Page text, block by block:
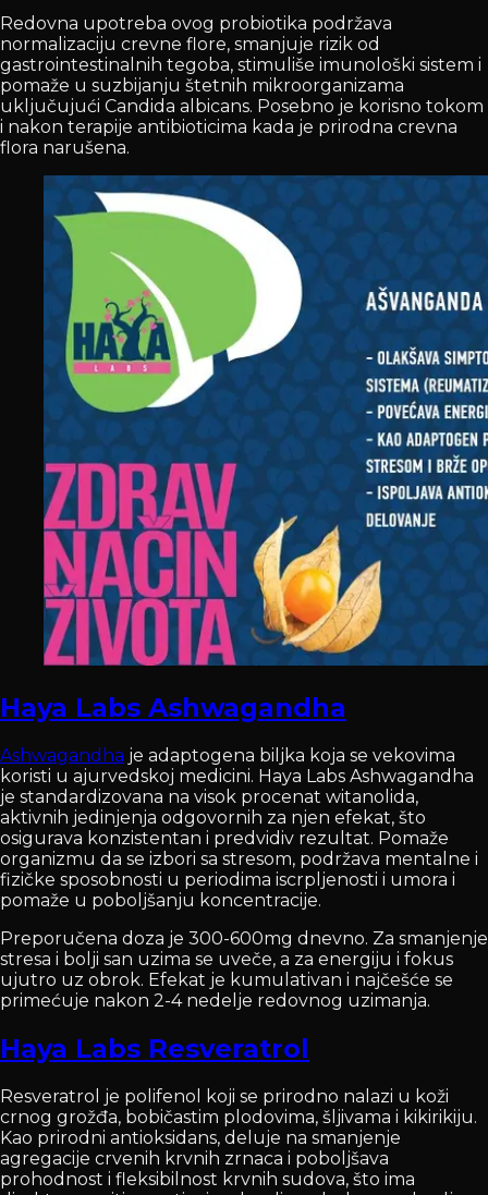
Redovna upotreba ovog probiotika podržava
normalizaciju crevne flore, smanjuje rizik od
gastrointestinalnih tegoba, stimuliše imunološki sistem i
pomaže u suzbijanju štetnih mikroorganizama
uključujući Candida albicans. Posebno je korisno tokom
i nakon terapije antibioticima kada je prirodna crevna
flora narušena.
Haya Labs Ashwagandha
Ashwagandha je adaptogena biljka koja se vekovima
koristi u ajurvedskoj medicini. Haya Labs Ashwagandha
je standardizovana na visok procenat witanolida,
aktivnih jedinjenja odgovornih za njen efekat, što
osigurava konzistentan i predvidiv rezultat. Pomaže
organizmu da se izbori sa stresom, podržava mentalne i
fizičke sposobnosti u periodima iscrpljenosti i umora i
pomaže u poboljšanju koncentracije.
Preporučena doza je 300-600mg dnevno. Za smanjenje
stresa i bolji san uzima se uveče, a za energiju i fokus
ujutro uz obrok. Efekat je kumulativan i najčešće se
primećuje nakon 2-4 nedelje redovnog uzimanja.
Haya Labs Resveratrol
Resveratrol je polifenol koji se prirodno nalazi u koži
crnog grožđa, bobičastim plodovima, šljivama i kikirikiju.
Kao prirodni antioksidans, deluje na smanjenje
agregacije crvenih krvnih zrnaca i poboljšava
prohodnost i fleksibilnost krvnih sudova, što ima